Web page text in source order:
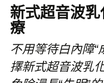
新式超音波
療
不用等待白內障“
擇新式超音波乳